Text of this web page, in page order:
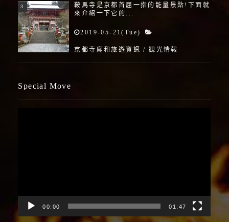
鞍馬寺是京都首屈一指的能量景點!下面就
來介紹一下它的...
2019-05-21(Tue)
京都寺廟和旅遊資訊 /観光情報
Special Move
00:00 01:47